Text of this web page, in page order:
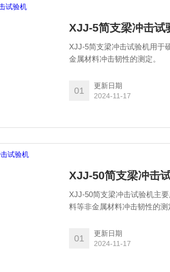
XJJ-5简支梁冲击试
XJJ-5简支梁冲击试验机用于
金属材料冲击韧性的测定。
01
更新日期
2024-11-17
XJJ-50简支梁冲击
XJJ-50简支梁冲击试验机主
料等非金属材料冲击韧性的测
01
更新日期
2024-11-17